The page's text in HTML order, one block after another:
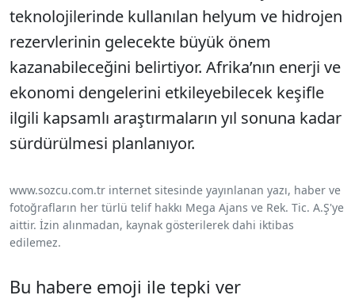
teknolojilerinde kullanılan helyum ve hidrojen
rezervlerinin gelecekte büyük önem
kazanabileceğini belirtiyor. Afrika’nın enerji ve
ekonomi dengelerini etkileyebilecek keşifle
ilgili kapsamlı araştırmaların yıl sonuna kadar
sürdürülmesi planlanıyor.
www.sozcu.com.tr internet sitesinde yayınlanan yazı, haber ve
fotoğrafların her türlü telif hakkı Mega Ajans ve Rek. Tic. A.Ş'ye
aittir. İzin alınmadan, kaynak gösterilerek dahi iktibas
edilemez.
Bu habere emoji ile tepki ver